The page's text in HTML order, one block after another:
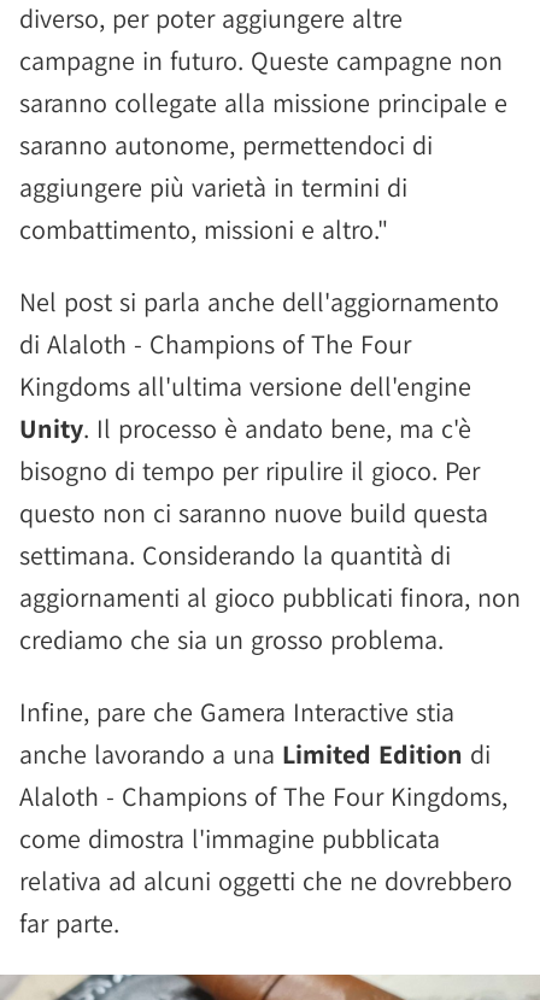
diverso, per poter aggiungere altre
campagne in futuro. Queste campagne non
saranno collegate alla missione principale e
saranno autonome, permettendoci di
aggiungere più varietà in termini di
combattimento, missioni e altro."
Nel post si parla anche dell'aggiornamento
di Alaloth - Champions of The Four
Kingdoms all'ultima versione dell'engine
Unity. Il processo è andato bene, ma c'è
bisogno di tempo per ripulire il gioco. Per
questo non ci saranno nuove build questa
settimana. Considerando la quantità di
aggiornamenti al gioco pubblicati finora, non
crediamo che sia un grosso problema.
Infine, pare che Gamera Interactive stia
anche lavorando a una Limited Edition di
Alaloth - Champions of The Four Kingdoms,
come dimostra l'immagine pubblicata
relativa ad alcuni oggetti che ne dovrebbero
far parte.